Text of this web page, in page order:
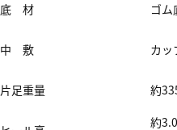
底 材 ゴ
中 敷 カッ
片足重量 約
約